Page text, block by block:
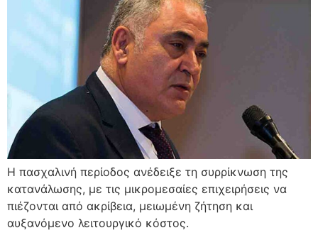
Η πασχαλινή περίοδος ανέδειξε τη συρρίκνωση της
κατανάλωσης, με τις μικρομεσαίες επιχειρήσεις να
πιέζονται από ακρίβεια, μειωμένη ζήτηση και
αυξανόμενο λειτουργικό κόστος.